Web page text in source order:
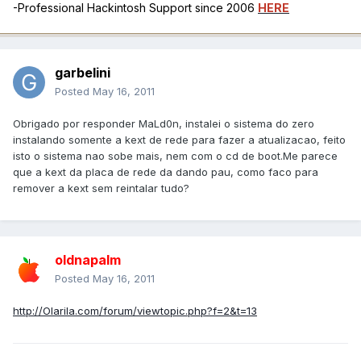
-Professional Hackintosh Support since 2006 HERE
garbelini
Posted May 16, 2011
Obrigado por responder MaLd0n, instalei o sistema do zero
instalando somente a kext de rede para fazer a atualizacao, feito
isto o sistema nao sobe mais, nem com o cd de boot.Me parece
que a kext da placa de rede da dando pau, como faco para
remover a kext sem reintalar tudo?
oldnapalm
Posted May 16, 2011
http://Olarila.com/forum/viewtopic.php?f=2&t=13